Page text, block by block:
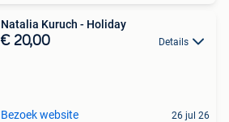
Natalia Kuruch - Holiday
€ 20,00 Details
Bezoek website 26 jul 26